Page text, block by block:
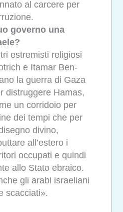
al carcere per
governo una
estremisti religiosi
e Itamar Ben-
la guerra di Gaza
distruggere Hamas,
un corridoio per
dei tempi che per
divino,
all’estero i
occupati e quindi
allo Stato ebraico.
gli arabi israeliani
scacciati».